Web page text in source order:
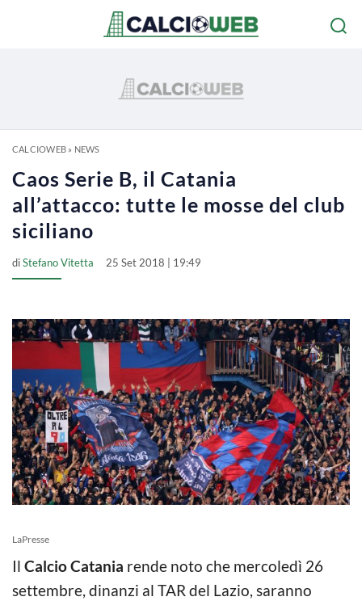
CALCIOWEB» NEWS
Caos Serie B, il Catania
all’attacco: tutte le mosse del club
siciliano
diStefano Vitetta 25 Set 2018 | 19:49
LaPresse
Il Calcio Catania rende noto che mercoledì 26
settembre, dinanzi al TAR del Lazio, saranno